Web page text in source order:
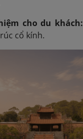
cho du khách:
cổ kính.